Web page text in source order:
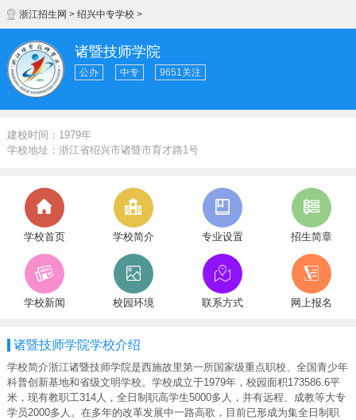
浙江招生网 > 绍兴中专学校>
诸暨技师学院
公办 中专 9651关注
建校时间：1979年
学校地址：浙江省绍兴市诸暨市育才路1号
学校首页 学校简介 专业设置 招生简章
学校新闻 校园环境 联系方式 网上报名
诸暨技师学院学校介绍
学校简介浙江诸暨技师学院是西施故里第一所国家级重点职校、全国青少年
科普创新基地和省级文明学校。学校成立于1979年，校园面积173586.6平
米，现有教职工314人，全日制职高学生5000多人，并有远程、成教等大专
学员2000多人。在多年的改革发展中一路高歌，目前已形成为集全日制职